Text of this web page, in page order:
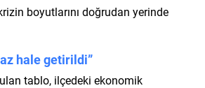
boyutlarını doğrudan yerinde
hale getirildi”
tablo, ilçedeki ekonomik